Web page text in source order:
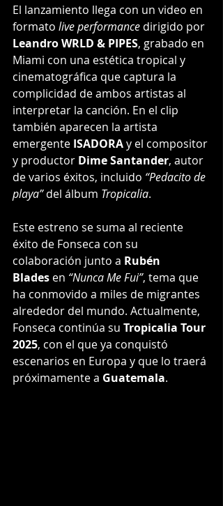
El lanzamiento llega con un video en
formato live performance dirigido por
Leandro WRLD & PIPES, grabado en
Miami con una estética tropical y
cinematográfica que captura la
complicidad de ambos artistas al
interpretar la canción. En el clip
también aparecen la artista
emergente ISADORA y el compositor
y productor Dime Santander, autor
de varios éxitos, incluido “Pedacito de
playa” del álbum Tropicalia.
Este estreno se suma al reciente
éxito de Fonseca con su
colaboración junto a Rubén
Blades en “Nunca Me Fui”, tema que
ha conmovido a miles de migrantes
alrededor del mundo. Actualmente,
Fonseca continúa su Tropicalia Tour
2025, con el que ya conquistó
escenarios en Europa y que lo traerá
próximamente a Guatemala.